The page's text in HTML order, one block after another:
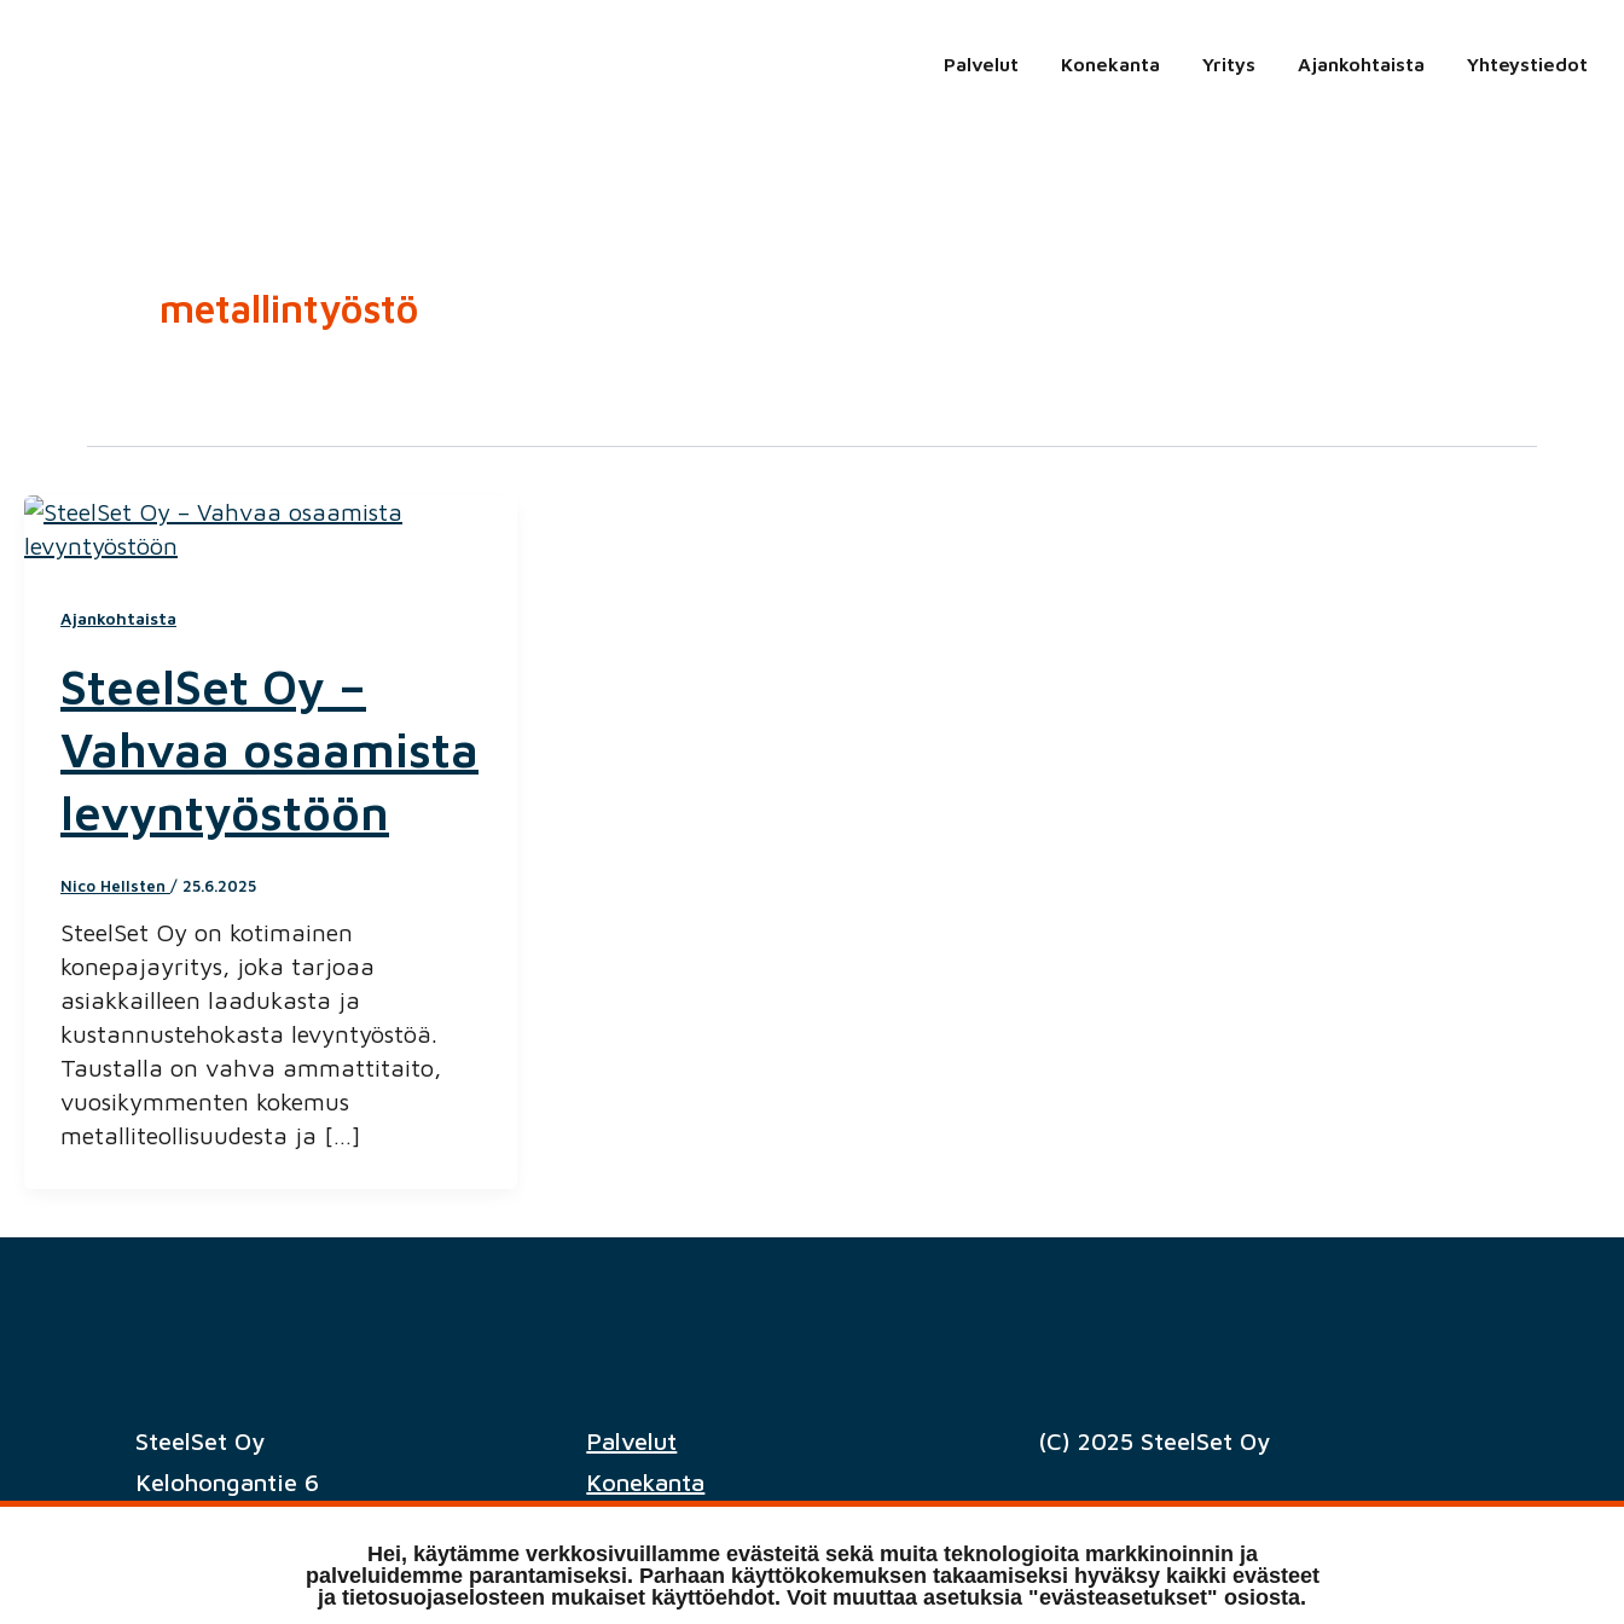
Palvelut Konekanta Yritys Ajankohtaista Yhteystiedot
metallintyöstö
Ajankohtaista
SteelSet Oy –
Vahvaa osaamista
levyntyöstöön
Nico Hellsten / 25.6.2025
SteelSet Oy on kotimainen
konepajayritys, joka tarjoaa
asiakkailleen laadukasta ja
kustannustehokasta levyntyöstöä.
Taustalla on vahva ammattitaito,
vuosikymmenten kokemus
metalliteollisuudesta ja […]
SteelSet Oy
Kelohongantie 6
Palvelut
Konekanta
Ajankohtaista
Yhteystiedot
(C) 2025 SteelSet Oy
Hei, käytämme verkkosivuillamme evästeitä sekä muita teknologioita markkinoinnin ja
palveluidemme parantamiseksi. Parhaan käyttökokemuksen takaamiseksi hyväksy kaikki evästeet
ja tietosuojaselosteen mukaiset käyttöehdot. Voit muuttaa asetuksia "evästeasetukset" osiosta.